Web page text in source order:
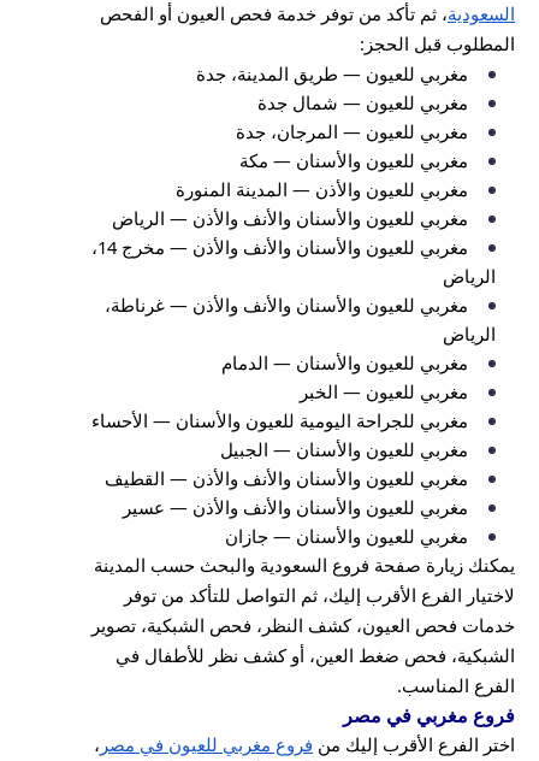
السعودية، ثم تأكد من توفر خدمة فحص العيون أو الفحص
المطلوب قبل الحجز:
مغربي للعيون — طريق المدينة، جدة
مغربي للعيون — شمال جدة
مغربي للعيون — المرجان، جدة
مغربي للعيون والأسنان — مكة
مغربي للعيون والأذن — المدينة المنورة
مغربي للعيون والأسنان والأنف والأذن — الرياض
مغربي للعيون والأسنان والأنف والأذن — مخرج 14،
الرياض
مغربي للعيون والأسنان والأنف والأذن — غرناطة،
الرياض
مغربي للعيون والأسنان — الدمام
مغربي للعيون — الخبر
مغربي للجراحة اليومية للعيون والأسنان — الأحساء
مغربي للعيون والأسنان — الجبيل
مغربي للعيون والأسنان والأنف والأذن — القطيف
مغربي للعيون والأسنان والأنف والأذن — عسير
مغربي للعيون والأسنان — جازان
يمكنك زيارة صفحة فروع السعودية والبحث حسب المدينة
لاختيار الفرع الأقرب إليك، ثم التواصل للتأكد من توفر
خدمات فحص العيون، كشف النظر، فحص الشبكية، تصوير
الشبكية، فحص ضغط العين، أو كشف نظر للأطفال في
الفرع المناسب.
فروع مغربي في مصر
اختر الفرع الأقرب إليك من فروع مغربي للعيون في مصر ،